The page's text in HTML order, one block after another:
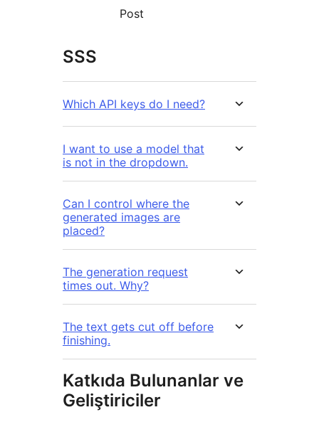
Post
SSS
Which API keys do I need?
I want to use a model that
is not in the dropdown.
Can I control where the
generated images are
placed?
The generation request
times out. Why?
The text gets cut off before
finishing.
Katkıda Bulunanlar ve
Geliştiriciler